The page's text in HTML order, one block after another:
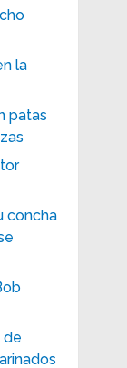
la
patas
concha
de